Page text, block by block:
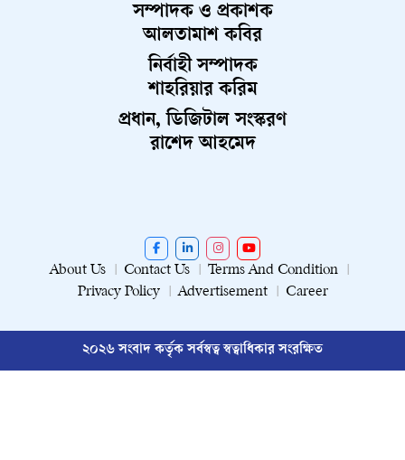
সম্পাদক ও প্রকাশক
আলতামাশ কবির
নির্বাহী সম্পাদক
শাহরিয়ার করিম
প্রধান, ডিজিটাল সংস্করণ
রাশেদ আহমেদ
About Us Contact Us
Terms And Condition
Privacy Policy
Advertisement Career
২০২৬ সংবাদ কর্তৃক সর্বস্বত্ব স্বত্বাধিকার সংরক্ষিত